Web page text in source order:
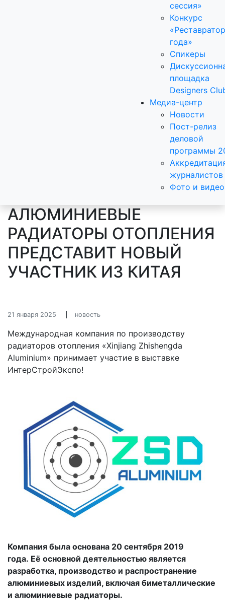
сессия»
Конкурс
«Реставратор
года»
Спикеры
площадка
Designers
Медиа-центр
Новости
Пост-релиз
деловой
программы
журналистов
Фото и видео
АЛЮМИНИЕВЫЕ
РАДИАТОРЫ ОТОПЛЕНИЯ
ПРЕДСТАВИТ НОВЫЙ
УЧАСТНИК ИЗ КИТАЯ
21 января 2025 новость
Международная компания по производству
радиаторов отопления «Xinjiang Zhishengda
Aluminium» принимает участие в выставке
ИнтерСтройЭкспо!
Компания была основана 20 сентября 2019
года. Её основной деятельностью является
разработка, производство и распространение
алюминиевых изделий, включая биметаллические
и алюминиевые радиаторы.